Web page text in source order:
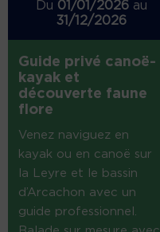
Du 01/01/2026au
31/12/2026
Guide privé canoë-
kayak et
découverte faune
flore
Venez naviguez en
kayak ou en canoë sur
la Leyre et le bassin
d’Arcachon avec un
guide professionnel.